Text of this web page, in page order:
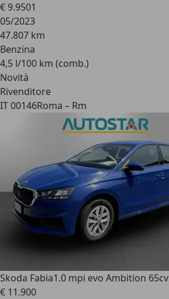
€ 9.9501
05/2023
47.807 km
Benzina
4,5 l/100 km (comb.)
Novità
Rivenditore
IT 00146Roma – Rm
Skoda Fabia1.0 mpi evo Ambition 65cv
€ 11.900